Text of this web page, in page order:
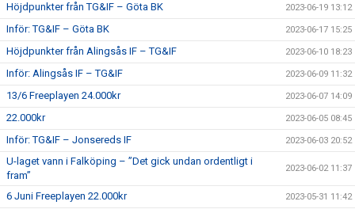
Höjdpunkter från TG&IF – Göta BK 2023-06-19 13:12
Inför: TG&IF – Göta BK 2023-06-17 15:25
Höjdpunkter från Alingsås IF – TG&IF 2023-06-10 18:23
Inför: Alingsås IF – TG&IF 2023-06-09 11:32
13/6 Freeplayen 24.000kr 2023-06-07 14:09
22.000kr 2023-06-05 08:45
Inför: TG&IF – Jonsereds IF 2023-06-03 20:52
U-laget vann i Falköping – ”Det gick undan ordentligt i
fram”
2023-06-02 11:37
6 Juni Freeplayen 22.000kr 2023-05-31 11:42